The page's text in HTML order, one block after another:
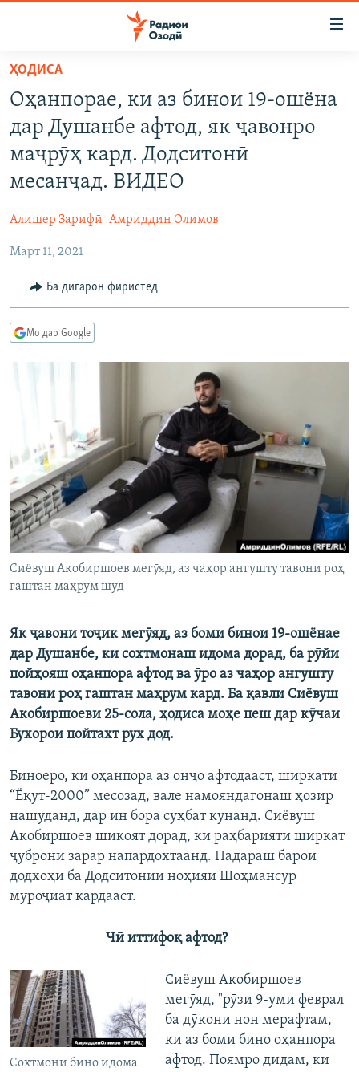
Ҷаҳиш
мояи
аслӣ
Ҷаҳиш
ба
феҳристи
Ҷаҳиш
ба
ОСИЁИ МАРКАЗӢ
ФАРҲАНГ
МЕҲМОНИ ОЗОДӢ
ГАПИ ОЗОД
РӮЗГОРИ МУҲОҶИР
ҶАНГ ДАР УКРАИНА
НАЗАРИ МАРДУМ
БЛОГИСТОН
ЧАНДРАСОНАӢ
НИГОРИСТОН
КИТОБҲОИ ОЗОДӢ
ПАЙГИРӢ КУНЕД
Ҳамаи сомонаҳои RFE/RL
ҲОДИСА
Оҳанпорае, ки аз бинои 19-ошёна
дар Душанбе афтод, як ҷавонро
маҷрӯҳ кард. Додситонӣ
месанҷад. ВИДЕО
Алишер Зарифӣ Амриддин Олимов
Март 11, 2021
Ба дигарон фиристед
Мо дар Google
Сиёвуш Акобиршоев мегӯяд, аз чаҳор ангушту тавони роҳ
гаштан маҳрум шуд
Як ҷавони тоҷик мегӯяд, аз боми бинои 19-ошёнае
дар Душанбе, ки сохтмонаш идома дорад, ба рӯйи
пойҳояш оҳанпора афтод ва ӯро аз чаҳор ангушту
тавони роҳ гаштан маҳрум кард. Ба қавли Сиёвуш
Акобиршоеви 25-сола, ҳодиса моҳе пеш дар кӯчаи
Бухорои пойтахт рух дод.
Биноеро, ки оҳанпора аз онҷо афтодааст, ширкати
“Ёқут-2000” месозад, вале намояндагонаш ҳозир
нашуданд, дар ин бора суҳбат кунанд. Сиёвуш
Акобиршоев шикоят дорад, ки раҳбарияти ширкат
ҷуброни зарар напардохтаанд. Падараш барои
додхоҳӣ ба Додситонии ноҳияи Шоҳмансур
муроҷиат кардааст.
Чӣ иттифоқ афтод?
Сохтмони бино идома
Сиёвуш Акобиршоев
мегӯяд, "рӯзи 9-уми феврал
ба дӯкони нон мерафтам,
ки аз боми бино оҳанпора
афтод. Поямро дидам, ки